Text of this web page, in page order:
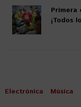
Primera
¡Todos
Electrónica Música